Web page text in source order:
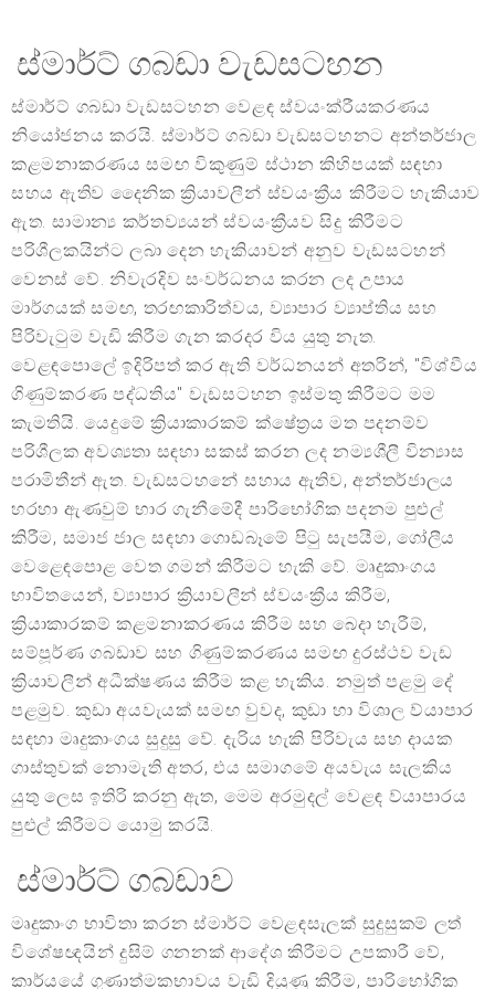
ස්මාර්ට් ගබඩා වැඩසටහන
ස්මාර්ට් ගබඩා වැඩසටහන වෙළඳ ස්වයංක්රීයකරණය
නියෝජනය කරයි. ස්මාර්ට් ගබඩා වැඩසටහනට අන්තර්ජාල
කළමනාකරණය සමඟ විකුණුම් ස්ථාන කිහිපයක් සඳහා
සහය ඇතිව දෛනික ක්‍රියාවලීන් ස්වයංක්‍රීය කිරීමට හැකියාව
ඇත. සාමාන්‍ය කර්තව්‍යයන් ස්වයංක්‍රීයව සිදු කිරීමට
පරිශීලකයින්ට ලබා දෙන හැකියාවන් අනුව වැඩසටහන්
වෙනස් වේ. නිවැරදිව සංවර්ධනය කරන ලද උපාය
මාර්ගයක් සමඟ, තරඟකාරිත්වය, ව්‍යාපාර ව්‍යාප්තිය සහ
පිරිවැටුම වැඩි කිරීම ගැන කරදර විය යුතු නැත.
වෙළඳපොලේ ඉදිරිපත් කර ඇති වර්ධනයන් අතරින්, "විශ්වීය
ගිණුම්කරණ පද්ධතිය" වැඩසටහන ඉස්මතු කිරීමට මම
කැමතියි. යෙදුමේ ක්‍රියාකාරකම් ක්ෂේත්‍රය මත පදනම්ව
පරිශීලක අවශ්‍යතා සඳහා සකස් කරන ලද නම්‍යශීලී වින්‍යාස
පරාමිතීන් ඇත. වැඩසටහනේ සහාය ඇතිව, අන්තර්ජාලය
හරහා ඇණවුම් භාර ගැනීමේදී පාරිභෝගික පදනම පුළුල්
කිරීම, සමාජ ජාල සඳහා ගොඩබෑමේ පිටු සැපයීම, ගෝලීය
වෙළෙඳපොළ වෙත ගමන් කිරීමට හැකි වේ. මෘදුකාංගය
භාවිතයෙන්, ව්‍යාපාර ක්‍රියාවලීන් ස්වයංක්‍රීය කිරීම,
ක්‍රියාකාරකම් කළමනාකරණය කිරීම සහ බෙදා හැරීම්,
සම්පූර්ණ ගබඩාව සහ ගිණුම්කරණය සමඟ දුරස්ථව වැඩ
ක්‍රියාවලීන් අධීක්ෂණය කිරීම කළ හැකිය. නමුත් පළමු දේ
පළමුව. කුඩා අයවැයක් සමඟ වුවද, කුඩා හා විශාල ව්යාපාර
සඳහා මෘදුකාංගය සුදුසු වේ. දැරිය හැකි පිරිවැය සහ දායක
ගාස්තුවක් නොමැති අතර, එය සමාගමේ අයවැය සැලකිය
යුතු ලෙස ඉතිරි කරනු ඇත, මෙම අරමුදල් වෙළඳ ව්යාපාරය
පුළුල් කිරීමට යොමු කරයි.
ස්මාර්ට් ගබඩාව
මෘදුකාංග භාවිතා කරන ස්මාර්ට් වෙළඳසැලක් සුදුසුකම් ලත්
විශේෂඥයින් දුසිම් ගනනක් ආදේශ කිරීමට උපකාරී වේ,
කාර්යයේ ගුණාත්මකභාවය වැඩි දියුණු කිරීම, පාරිභෝගික